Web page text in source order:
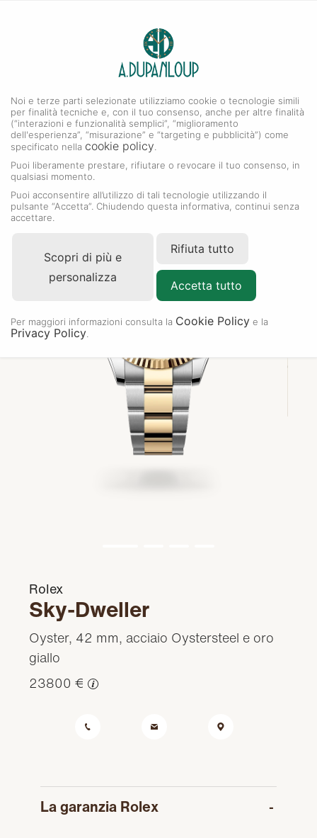
Collezione Sky-Dweller
Rolex
Sky-Dweller
Oyster, 42 mm, acciaio Oystersteel e oro
giallo
23800 €
La garanzia Rolex
Noi e terze parti selezionate utilizziamo cookie o tecnologie simili
per finalità tecniche e, con il tuo consenso, anche per altre finalità
(“interazioni e funzionalità semplici”, “miglioramento
dell'esperienza”, “misurazione” e “targeting e pubblicità”) come
specificato nella cookie policy
Puoi liberamente prestare, rifiutare o revocare il tuo consenso, in
qualsiasi momento.
Puoi acconsentire all’utilizzo di tali tecnologie utilizzando il
pulsante “Accetta”. Chiudendo questa informativa, continui senza
accettare.
Scopri di più e
personalizza
Rifiuta tutto
Accetta tutto
Per maggiori informazioni consulta la Cookie Policy e la
Privacy Policy